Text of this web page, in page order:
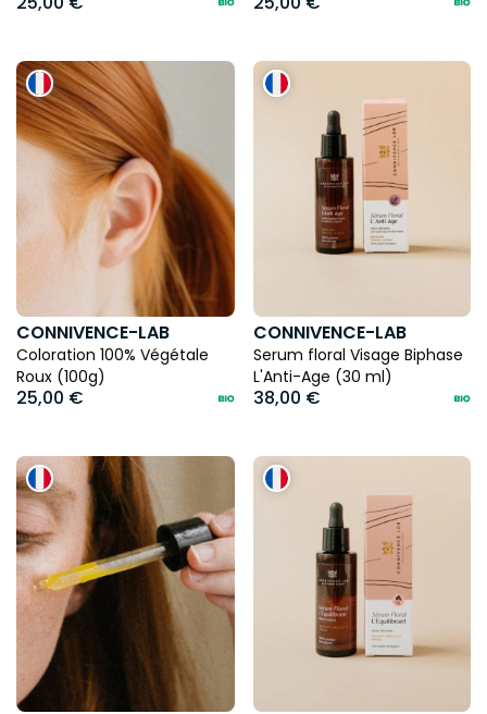
CONNIVENCE-LAB
Coloration 100% Végétale
Roux (100g)
25,00 €
CONNIVENCE-LAB
Serum floral Visage Biphase
L'Anti-Age (30 ml)
38,00 €